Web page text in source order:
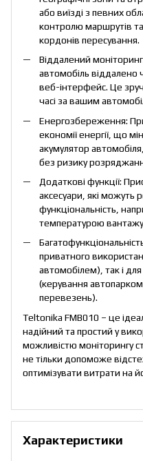
або виїзді з певних
контролю маршрутів
кордонів пересування.
Віддалений
автомобіль віддалено
веб-інтерфейс. Це
часі за вашим
Енергозбереження:
економії енергії, що
акумулятор
без ризику
Додаткові функції:
аксесуари, які можуть
функціональність,
температурою
приватного
автомобілем), так і
(керування
перевезень).
Teltonika FMB010 – це
надійний та простий у
можливістю моніторингу
не тільки допоможе
оптимізувати витрати на
Характеристики